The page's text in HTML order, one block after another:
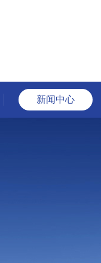
新闻中心